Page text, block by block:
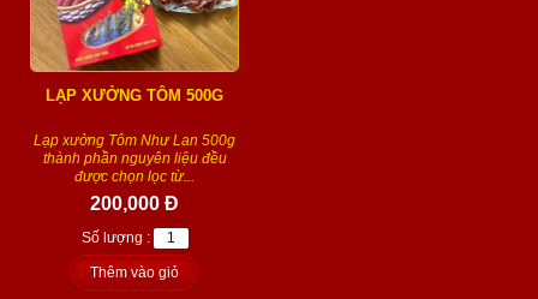
LẠP XƯỞNG TÔM 500G
Lạp xưởng Tôm Như Lan 500g
thành phần nguyên liệu đều
được chọn lọc từ...
200,000 Đ
Số lượng :
Thêm vào giỏ